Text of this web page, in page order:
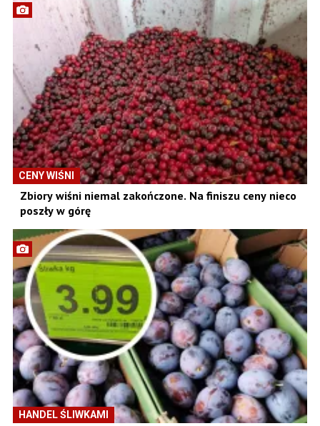
CENY WIŚNI
Zbiory wiśni niemal zakończone. Na finiszu ceny nieco
poszły w górę
HANDEL ŚLIWKAMI